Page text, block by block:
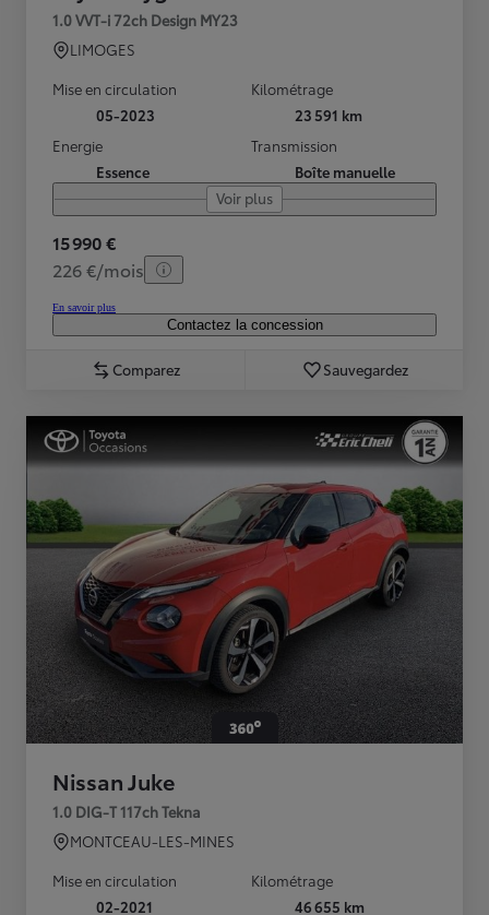
1.0 VVT-i 72ch Design MY23
LIMOGES
Mise en circulation
05-2023
Kilométrage
23 591 km
Energie
Essence
Transmission
Boîte manuelle
Voir plus
15 990 €
226 €/mois
En savoir plus
Contactez la concession
Comparez Sauvegardez
Nissan Juke
1.0 DIG-T 117ch Tekna
MONTCEAU-LES-MINES
Mise en circulation
02-2021
Kilométrage
46 655 km